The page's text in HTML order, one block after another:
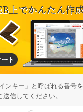
ンキー」と呼ばれる番号を
信してください。